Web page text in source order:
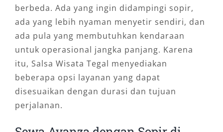
berbeda. Ada yang ingin didampingi sopir,
ada yang lebih nyaman menyetir sendiri, dan
ada pula yang membutuhkan kendaraan
untuk operasional jangka panjang. Karena
itu, Salsa Wisata Tegal menyediakan
beberapa opsi layanan yang dapat
disesuaikan dengan durasi dan tujuan
perjalanan.